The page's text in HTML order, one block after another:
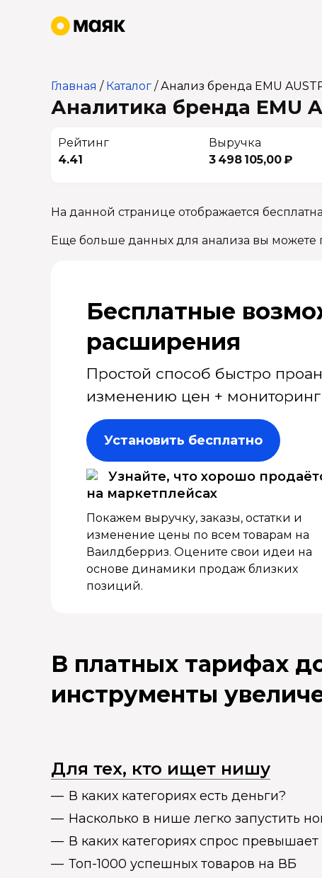
Главная / Каталог /Анализ бренда EMU
Аналитика бренда EMU
Рейтинг
4.41
Выручка
3 498 105,00 ₽
На данной странице отображается
Еще больше данных для анализа вы можете
Бесплатные
расширения
Простой способ быстро
изменению цен +
Установить бесплатно
Узнайте, что хорошо
на маркетплейсах
Покажем выручку, заказы, остатки и
изменение цены по всем товарам на
Ваилдберриз. Оцените свои идеи на
основе динамики продаж близких
позиций.
В платных тарифах
инструменты
Для тех, кто ищет нишу
В каких категориях есть деньги?
Насколько в нише легко запустить
В каких категориях спрос
Топ-1000 успешных товаров на ВБ